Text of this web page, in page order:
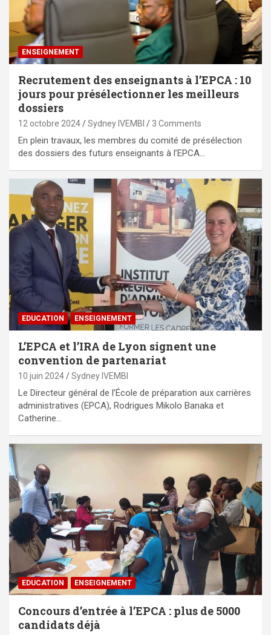
ENSEIGNEMENT
Recrutement des enseignants à l’EPCA : 10
jours pour présélectionner les meilleurs
dossiers
12 octobre 2024 Sydney IVEMBI 3 Comments
En plein travaux, les membres du comité de présélection
des dossiers des futurs enseignants à l’EPCA…
EDUCATION ENSEIGNEMENT
L’EPCA et l’IRA de Lyon signent une
convention de partenariat
10 juin 2024 Sydney IVEMBI
Le Directeur général de l’École de préparation aux carrières
administratives (EPCA), Rodrigues Mikolo Banaka et
Catherine…
EDUCATION ENSEIGNEMENT
Concours d’entrée à l’EPCA : plus de 5000
candidats déjà